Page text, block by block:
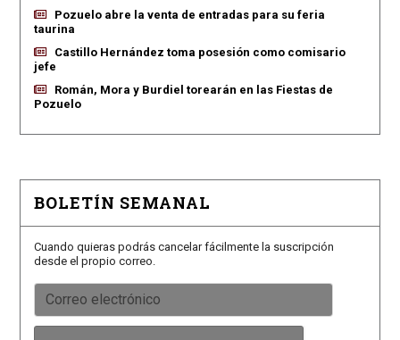
Pozuelo abre la venta de entradas para su feria
taurina
Castillo Hernández toma posesión como comisario
jefe
Román, Mora y Burdiel torearán en las Fiestas de
Pozuelo
BOLETÍN SEMANAL
Cuando quieras podrás cancelar fácilmente la suscripción
desde el propio correo.